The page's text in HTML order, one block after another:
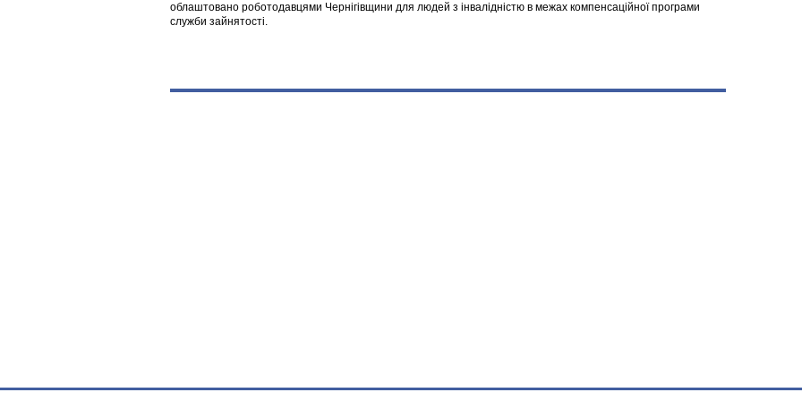
облаштовано роботодавцями Чернігівщини для людей з інвалідністю в межах компенсаційної програми
служби зайнятості.